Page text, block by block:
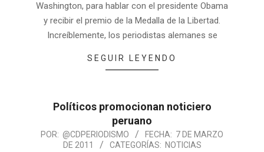
Washington, para hablar con el presidente Obama
y recibir el premio de la Medalla de la Libertad.
Increíblemente, los periodistas alemanes se
SEGUIR LEYENDO
Políticos promocionan noticiero
peruano
POR: @CDPERIODISMO FECHA: 7 DE MARZO
DE 2011
CATEGORÍAS: NOTICIAS